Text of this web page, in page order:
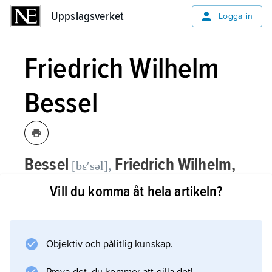
Uppslagsverket Logga in
Friedrich Wilhelm
Bessel
Bessel [bɛʹsəl], Friedrich Wilhelm,
1784–1846, tysk astronom och
matematiker, professor i Königsberg.
och noggranna lägesobservationer av stjärnor
Vill du komma åt hela artikeln?
Objektiv och pålitlig kunskap.